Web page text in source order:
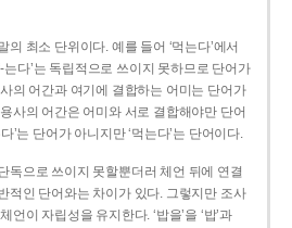
최소 단위이다. 예를 들어 ‘먹는다’에서
는다’는 독립적으로 쓰이지 못하므로 단어가
의 어간과 여기에 결합하는 어미는 단어가
사의 어간은 어미와 서로 결합해야만 단어
’는 단어가 아니지만 ‘먹는다’는 단어이다.
독으로 쓰이지 못할뿐더러 체언 뒤에 연결
적인 단어와는 차이가 있다. 그렇지만 조사
언이 자립성을 유지한다. ‘밥을’을 ‘밥’과